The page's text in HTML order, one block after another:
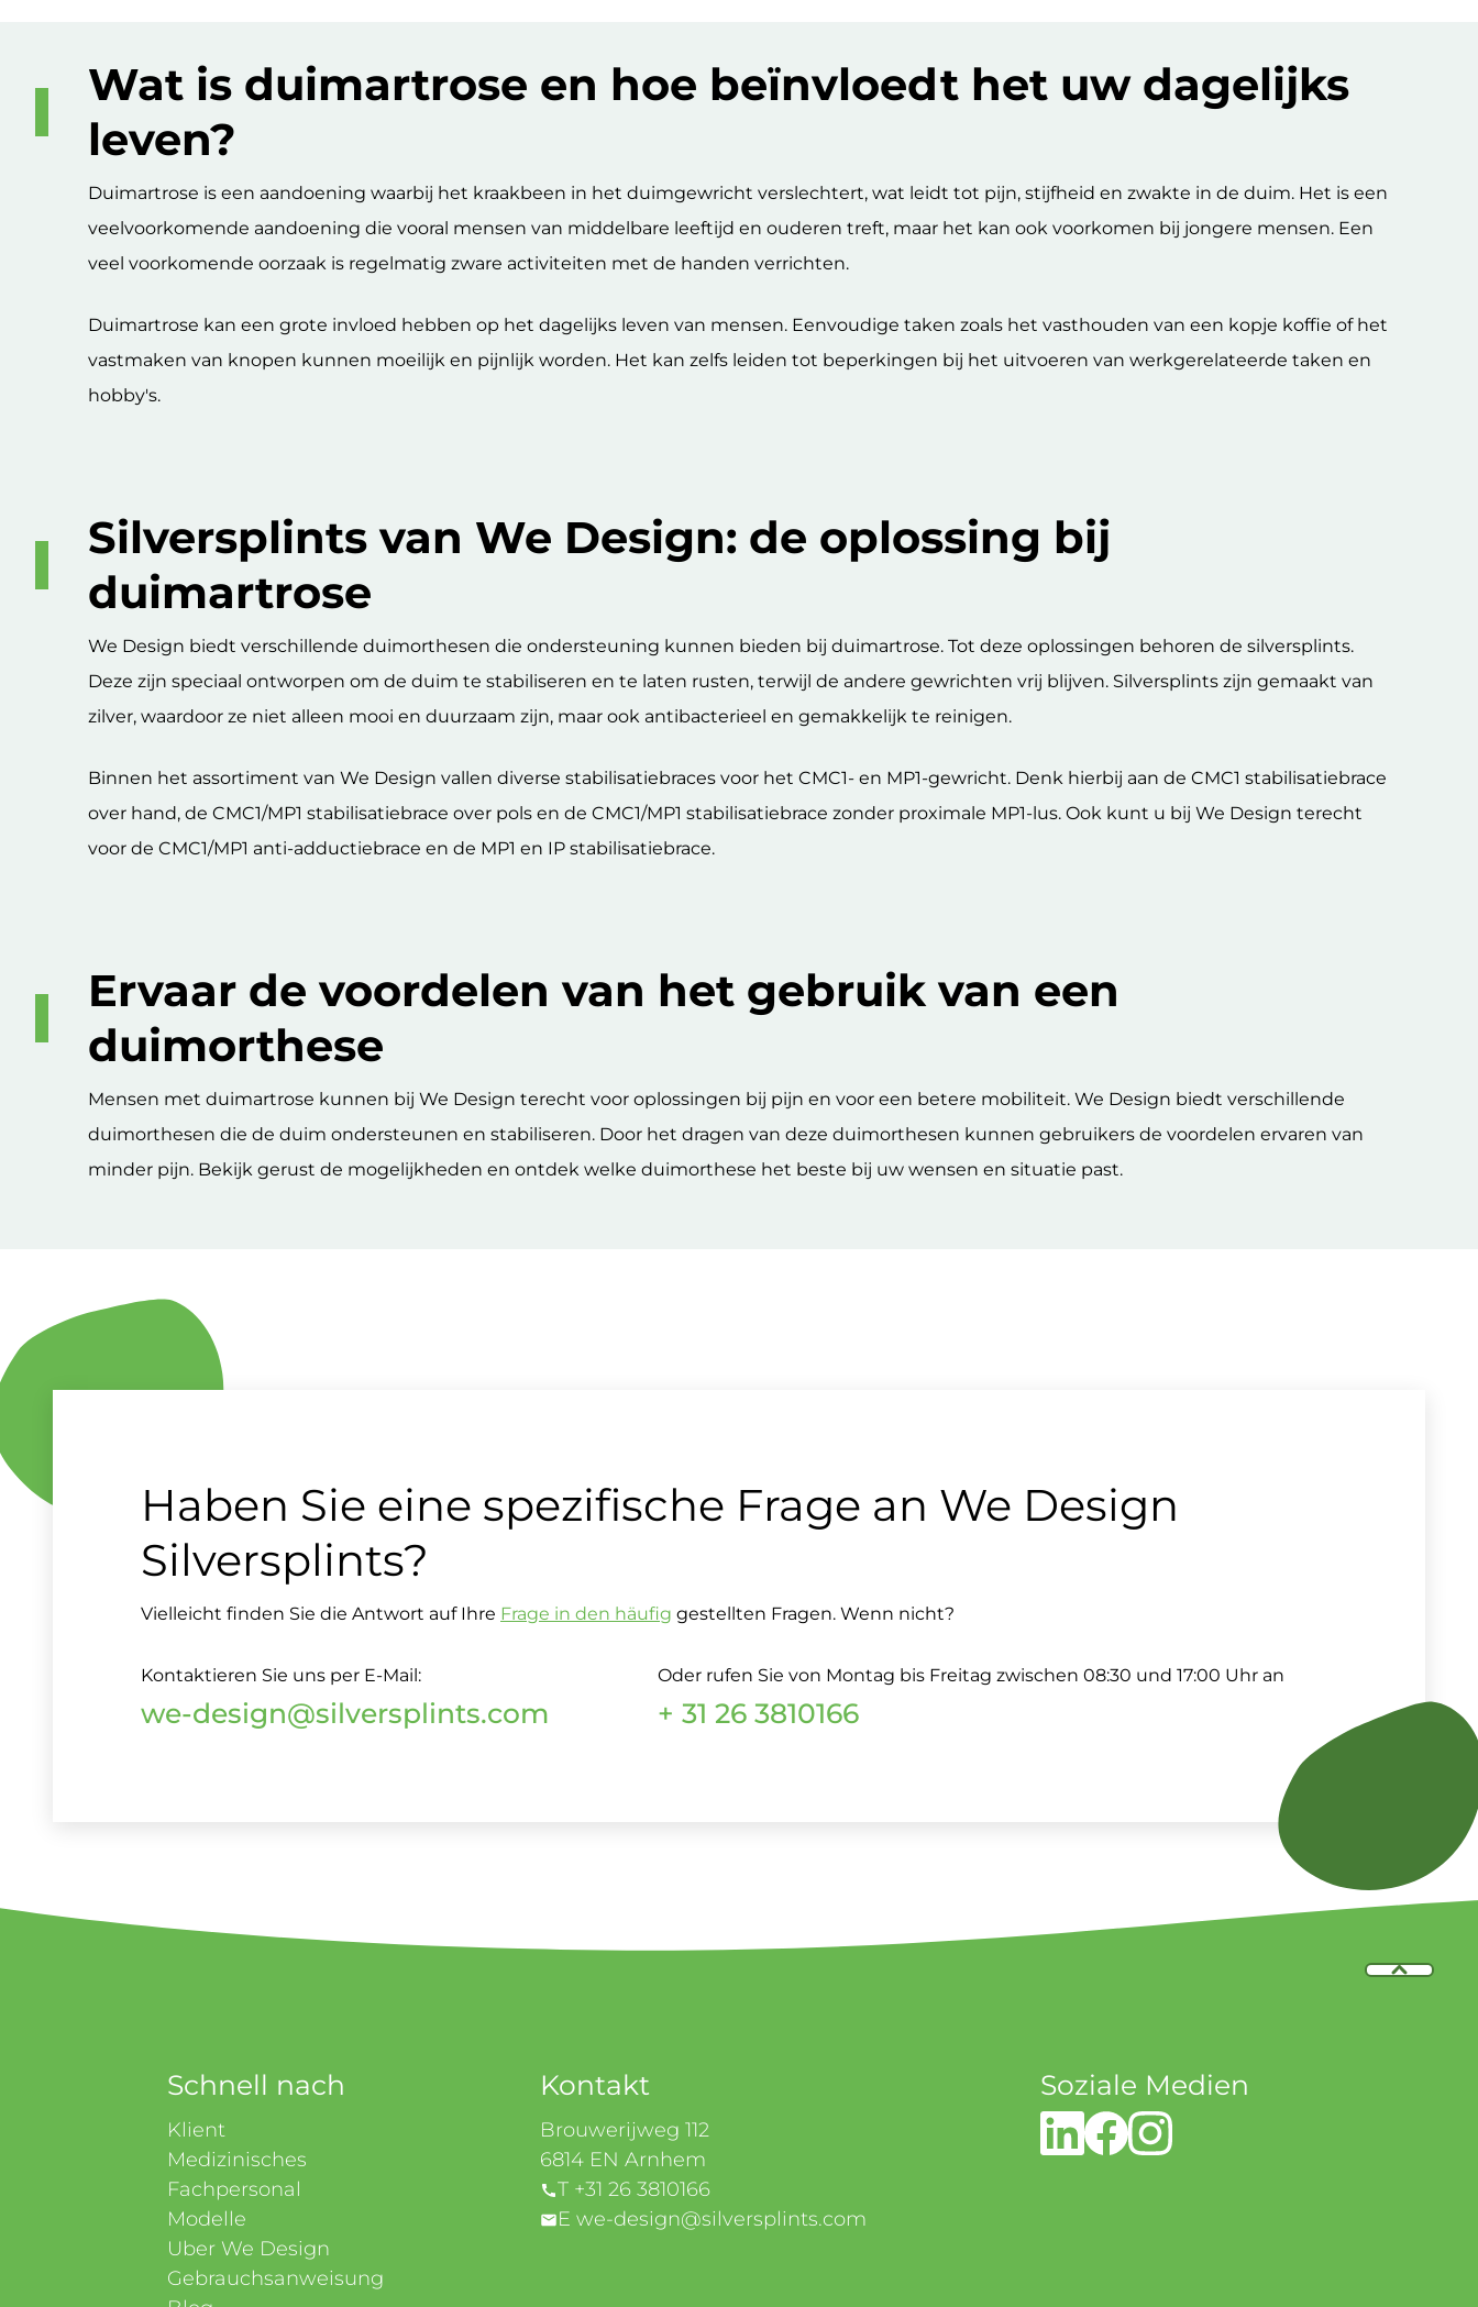
Wat is duimartrose en hoe beïnvloedt het uw dagelijks
leven?
Duimartrose is een aandoening waarbij het kraakbeen in het duimgewricht verslechtert, wat leidt tot pijn, stijfheid en zwakte in de duim. Het is een
veelvoorkomende aandoening die vooral mensen van middelbare leeftijd en ouderen treft, maar het kan ook voorkomen bij jongere mensen. Een
veel voorkomende oorzaak is regelmatig zware activiteiten met de handen verrichten.
Duimartrose kan een grote invloed hebben op het dagelijks leven van mensen. Eenvoudige taken zoals het vasthouden van een kopje koffie of het
vastmaken van knopen kunnen moeilijk en pijnlijk worden. Het kan zelfs leiden tot beperkingen bij het uitvoeren van werkgerelateerde taken en
hobby's.
Silversplints van We Design: de oplossing bij
duimartrose
We Design biedt verschillende duimorthesen die ondersteuning kunnen bieden bij duimartrose. Tot deze oplossingen behoren de silversplints.
Deze zijn speciaal ontworpen om de duim te stabiliseren en te laten rusten, terwijl de andere gewrichten vrij blijven. Silversplints zijn gemaakt van
zilver, waardoor ze niet alleen mooi en duurzaam zijn, maar ook antibacterieel en gemakkelijk te reinigen.
Binnen het assortiment van We Design vallen diverse stabilisatiebraces voor het CMC1- en MP1-gewricht. Denk hierbij aan de CMC1 stabilisatiebrace
over hand, de CMC1/MP1 stabilisatiebrace over pols en de CMC1/MP1 stabilisatiebrace zonder proximale MP1-lus. Ook kunt u bij We Design terecht
voor de CMC1/MP1 anti-adductiebrace en de MP1 en IP stabilisatiebrace.
Ervaar de voordelen van het gebruik van een
duimorthese
Mensen met duimartrose kunnen bij We Design terecht voor oplossingen bij pijn en voor een betere mobiliteit. We Design biedt verschillende
duimorthesen die de duim ondersteunen en stabiliseren. Door het dragen van deze duimorthesen kunnen gebruikers de voordelen ervaren van
minder pijn. Bekijk gerust de mogelijkheden en ontdek welke duimorthese het beste bij uw wensen en situatie past.
Haben Sie eine spezifische Frage an We Design
Silversplints?
Vielleicht finden Sie die Antwort auf Ihre Frage in den häufig gestellten Fragen. Wenn nicht?
Kontaktieren Sie uns per E-Mail:
we-design@silversplints.com
Oder rufen Sie von Montag bis Freitag zwischen 08:30 und 17:00 Uhr an
+ 31 26 3810166
Schnell nach
Klient
Medizinisches
Fachpersonal
Modelle
Uber We Design
Gebrauchsanweisung
Kontakt
Brouwerijweg 112
6814 EN Arnhem
T +31 26 3810166
E we-design@silversplints.com
Soziale Medien